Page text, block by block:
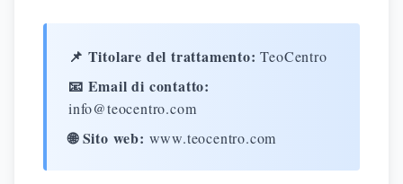
📌 Titolare del trattamento: TeoCentro
📧 Email di contatto:
info@teocentro.com
🌐 Sito web: www.teocentro.com